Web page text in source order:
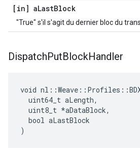
[in] aLastBlock
"True" s'il s'agit du dernier bloc du
DispatchPutBlockHandler
void
  uint64_t aLength,
  uint8_t *aDataBlock,
  bool aLastBlock
)